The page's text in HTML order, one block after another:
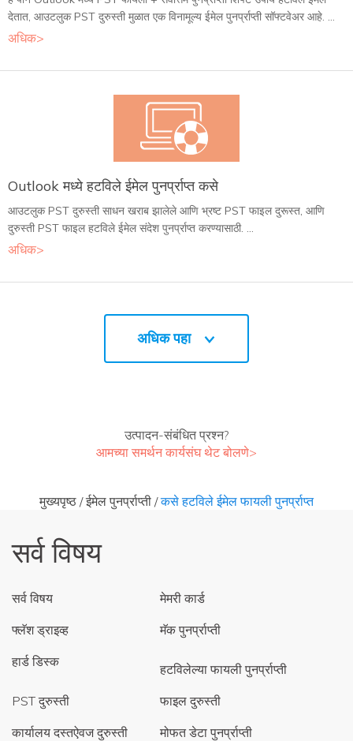
देतात, आउटलुक PST दुरुस्ती मुळात एक विनामूल्य ईमेल पुनर्प्राप्ती सॉफ्टवेअर आहे. ...
अधिक>
Outlook मध्ये हटविले ईमेल पुनर्प्राप्त कसे
आउटलुक PST दुरुस्ती साधन खराब झालेले आणि भ्रष्ट PST फाइल दुरूस्त, आणि
दुरुस्ती PST फाइल हटविले ईमेल संदेश पुनर्प्राप्त करण्यासाठी. ...
अधिक>
अधिक पहा
उत्पादन-संबंधित प्रश्न?
आमच्या समर्थन कार्यसंघ थेट बोलणे>
मुख्यपृष्ठ /ईमेल पुनर्प्राप्ती /कसे हटविले ईमेल फायली पुनर्प्राप्त
सर्व विषय
सर्व विषय
मेमरी कार्ड
फ्लॅश ड्राइव्ह
मॅक पुनर्प्राप्ती
हार्ड डिस्क
हटविलेल्या फायली पुनर्प्राप्ती
PST दुरुस्ती
फाइल दुरुस्ती
कार्यालय दस्तऐवज दुरुस्ती
मोफत डेटा पुनर्प्राप्ती